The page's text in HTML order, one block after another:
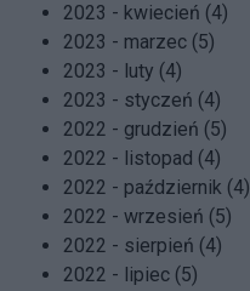
2023 - kwiecień (4)
2023 - marzec (5)
2023 - luty (4)
2023 - styczeń (4)
2022 - grudzień (5)
2022 - listopad (4)
2022 - październik (4)
2022 - wrzesień (5)
2022 - sierpień (4)
2022 - lipiec (5)